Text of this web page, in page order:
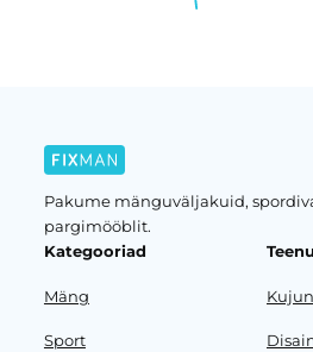
Pakume mänguväljakuid,
pargimööblit.
Kategooriad
Mäng
Sport